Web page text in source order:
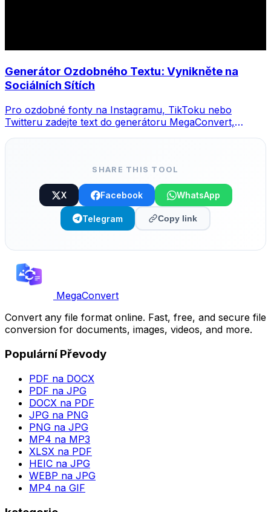
Generátor Ozdobného Textu: Vynikněte na
Sociálních Sítích
Pro ozdobné fonty na Instagramu, TikToku nebo
Twitteru zadejte text do generátoru MegaConvert,
SHARE THIS TOOL
X Facebook WhatsApp
Telegram Copy link
MegaConvert
Convert any file format online. Fast, free, and secure file
conversion for documents, images, videos, and more.
Populární Převody
PDF na DOCX
PDF na JPG
DOCX na PDF
JPG na PNG
PNG na JPG
MP4 na MP3
XLSX na PDF
HEIC na JPG
WEBP na JPG
MP4 na GIF